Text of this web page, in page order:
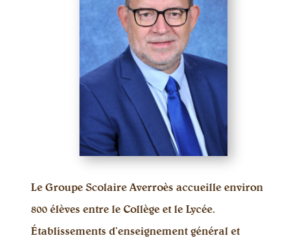
Le Groupe Scolaire Averroès accueille environ
800 élèves entre le Collège et le Lycée.
Établissements d’enseignement général et